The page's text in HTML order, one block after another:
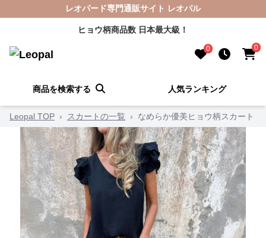
レオパード専門通販サイト レオパル
ヒョウ柄商品数 日本最大級！
0 0
商品を検索する 人気ランキング
Leopal TOP › スカートの一覧 › なめらか優美ヒョウ柄スカート